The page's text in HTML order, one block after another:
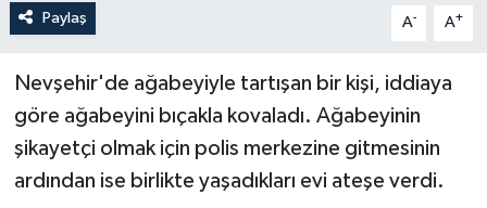
Paylaş A- A+
Nevşehir'de ağabeyiyle tartışan bir kişi, iddiaya
göre ağabeyini bıçakla kovaladı. Ağabeyinin
şikayetçi olmak için polis merkezine gitmesinin
ardından ise birlikte yaşadıkları evi ateşe verdi.